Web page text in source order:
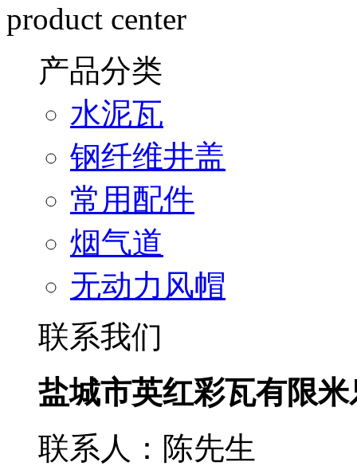
product center
产品分类
水泥瓦
钢纤维井盖
常用配件
烟气道
无动力风帽
联系我们
盐城市英红彩瓦有限
联系人：陈先生